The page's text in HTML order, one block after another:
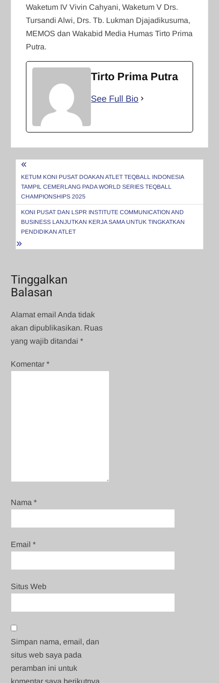
Waketum IV Vivin Cahyani, Waketum V Drs.
Tursandi Alwi, Drs. Tb. Lukman Djajadikusuma,
MEMOS dan Wakabid Media Humas Tirto Prima
Putra.
Tirto Prima Putra
See Full Bio
Navigasi
pos
KETUM KONI PUSAT DOAKAN ATLET TEQBALL INDONESIA
TAMPIL CEMERLANG PADA WORLD SERIES TEQBALL
CHAMPIONSHIPS 2025
KONI PUSAT DAN LSPR INSTITUTE COMMUNICATION AND
BUSINESS LANJUTKAN KERJA SAMA UNTUK TINGKATKAN
PENDIDIKAN ATLET
Tinggalkan
Balasan
Alamat email Anda tidak
akan dipublikasikan. Ruas
yang wajib ditandai*
Komentar*
Nama*
Email*
Situs Web
Simpan nama, email, dan
situs web saya pada
peramban ini untuk
komentar saya berikutnya.